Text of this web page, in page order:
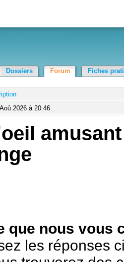
Dossiers Forum Fiches
2026 à 20:46
amusant
que nous vous
les réponses